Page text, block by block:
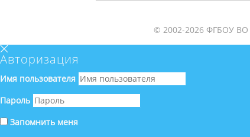
© 2002-2026 ФГБОУ ВО
Авторизация
Имя пользователя
Пароль
Запомнить меня